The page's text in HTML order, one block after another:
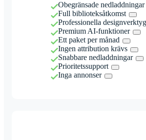
Obegränsade nedladdningar
Full biblioteksåtkomst
Professionella designverktyg
Premium AI-funktioner
Ett paket per månad
Ingen attribution krävs
Snabbare nedladdningar
Prioritetssupport
Inga annonser